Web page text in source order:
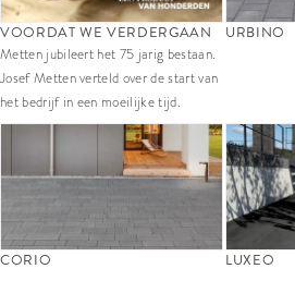
VOORDAT WE VERDERGAAN
Metten jubileert het 75 jarig bestaan.
Josef Metten verteld over de start van
het bedrijf in een moeilijke tijd.
URBINO
CORIO LUXEO